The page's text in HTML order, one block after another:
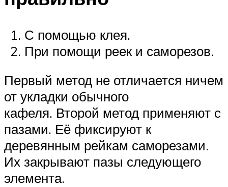
С помощью клея.
При помощи реек и саморезов.
Первый метод не отличается ничем
от укладки обычного
кафеля. Второй метод применяют с
пазами. Её фиксируют к
деревянным рейкам саморезами.
Их закрывают пазы следующего
элемента.